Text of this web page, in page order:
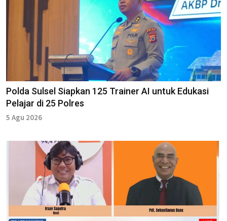
Polda Sulsel Siapkan 125 Trainer AI untuk Edukasi
Pelajar di 25 Polres
5 Agu 2026